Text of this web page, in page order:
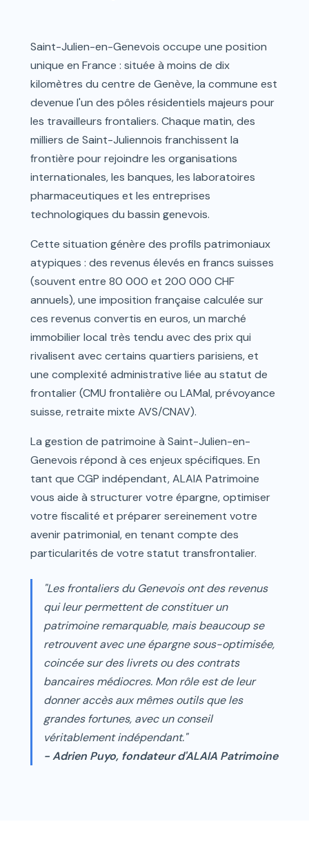
Saint-Julien-en-Genevois occupe une position
unique en France : située à moins de dix
kilomètres du centre de Genève, la commune est
devenue l'un des pôles résidentiels majeurs pour
les travailleurs frontaliers. Chaque matin, des
milliers de Saint-Juliennois franchissent la
frontière pour rejoindre les organisations
internationales, les banques, les laboratoires
pharmaceutiques et les entreprises
technologiques du bassin genevois.
Cette situation génère des profils patrimoniaux
atypiques : des revenus élevés en francs suisses
(souvent entre 80 000 et 200 000 CHF
annuels), une imposition française calculée sur
ces revenus convertis en euros, un marché
immobilier local très tendu avec des prix qui
rivalisent avec certains quartiers parisiens, et
une complexité administrative liée au statut de
frontalier (CMU frontalière ou LAMal, prévoyance
suisse, retraite mixte AVS/CNAV).
La gestion de patrimoine à Saint-Julien-en-
Genevois répond à ces enjeux spécifiques. En
tant que CGP indépendant, ALAIA Patrimoine
vous aide à structurer votre épargne, optimiser
votre fiscalité et préparer sereinement votre
avenir patrimonial, en tenant compte des
particularités de votre statut transfrontalier.
"Les frontaliers du Genevois ont des revenus
qui leur permettent de constituer un
patrimoine remarquable, mais beaucoup se
retrouvent avec une épargne sous-optimisée,
coincée sur des livrets ou des contrats
bancaires médiocres. Mon rôle est de leur
donner accès aux mêmes outils que les
grandes fortunes, avec un conseil
véritablement indépendant."
- Adrien Puyo, fondateur d'ALAIA Patrimoine